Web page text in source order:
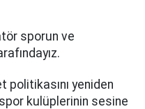
sporun ve
politikasını yeniden
kulüplerinin sesine